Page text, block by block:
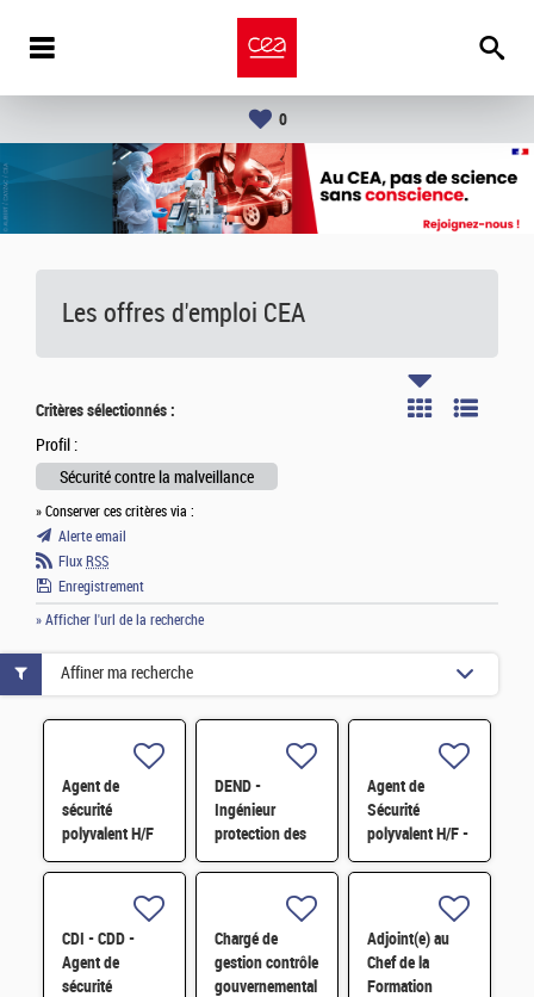
0
Les offres d'emploi CEA
Critères sélectionnés :
Profil :
Sécurité contre la malveillance
» Conserver ces critères via :
Alerte email
Flux RSS
Enregistrement
» Afficher l'url de la recherche
Agent de
sécurité
polyvalent H/F
DEND -
Ingénieur
protection des
installations
malveillance H/F
Agent de
Sécurité
polyvalent H/F -
2026 -
Roses (92) et
Saclay (91) H/F
CDI - CDD -
Agent de
sécurité
Chargé de
gestion contrôle
gouvernemental
Adjoint(e) au
Chef de la
Formation
Affiner ma recherche